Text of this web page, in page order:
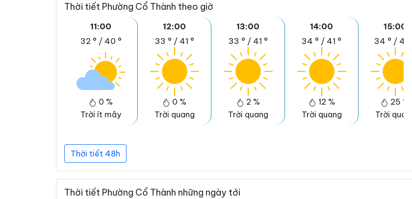
Thời tiết Phường Cổ Thành theo giờ
11:00
32 ° / 40 °
0 %
Trời ít mây
12:00
33 ° / 41 °
0 %
Trời quang
13:00
33 ° / 41 °
2 %
Trời quang
14:00
34 ° / 41 °
12 %
Trời quang
15:00
34 ° / 40 °
25 %
Trời quang
Thời tiết 48h
Thời tiết Phường Cổ Thành những ngày tới